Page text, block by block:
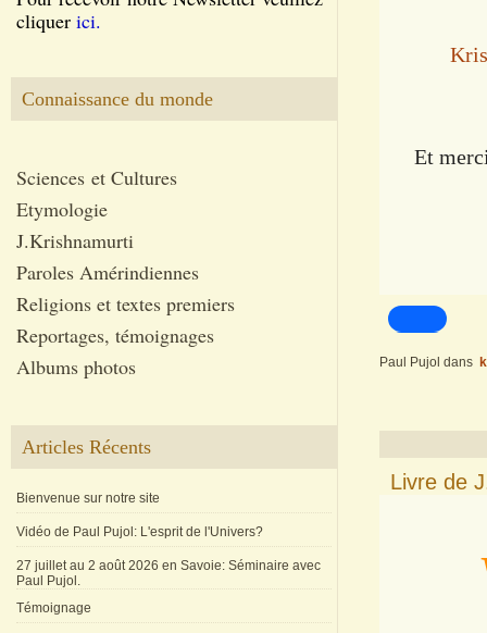
cliquer ici.
Connaissance du monde
Sciences et Cultures
Etymologie
J.Krishnamurti
Paroles Amérindiennes
Religions et textes premiers
Reportages, témoignages
Albums photos
Articles Récents
Bienvenue sur notre site
Vidéo de Paul Pujol: L'esprit de l'Univers?
27 juillet au 2 août 2026 en Savoie: Séminaire avec
Paul Pujol.
Témoignage
Et
Paul Pujol dans
Livre de